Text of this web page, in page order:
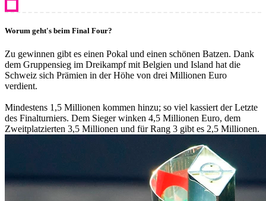
Worum geht's beim Final Four?
Zu gewinnen gibt es einen Pokal und einen schönen Batzen. Dank
dem Gruppensieg im Dreikampf mit Belgien und Island hat die
Schweiz sich Prämien in der Höhe von drei Millionen Euro
verdient.
Mindestens 1,5 Millionen kommen hinzu; so viel kassiert der Letzte
des Finalturniers. Dem Sieger winken 4,5 Millionen Euro, dem
Zweitplatzierten 3,5 Millionen und für Rang 3 gibt es 2,5 Millionen.